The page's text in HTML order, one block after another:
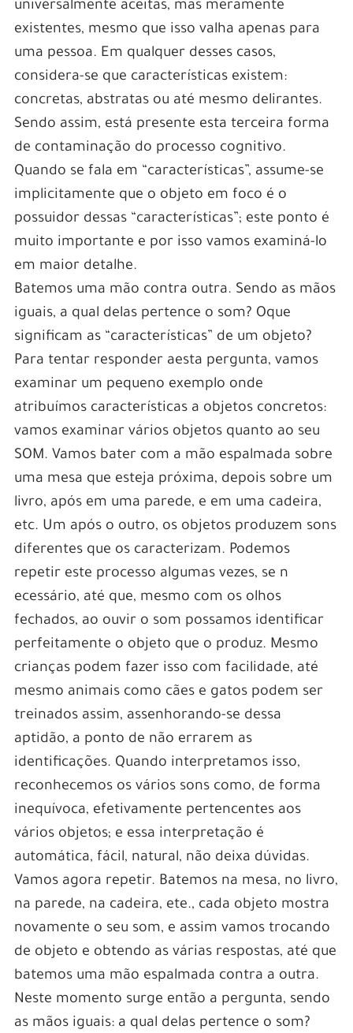
universalmente aceitas, mas meramente
existentes, mesmo que isso valha apenas para
uma pessoa. Em qualquer desses casos,
considera-se que características existem:
concretas, abstratas ou até mesmo delirantes.
Sendo assim, está presente esta terceira forma
de contaminação do processo cognitivo.
Quando se fala em “características”, assume-se
implicitamente que o objeto em foco é o
possuidor dessas “características”; este ponto é
muito importante e por isso vamos examiná-lo
em maior detalhe.
Batemos uma mão contra outra. Sendo as mãos
iguais, a qual delas pertence o som? Oque
significam as “características” de um objeto?
Para tentar responder aesta pergunta, vamos
examinar um pequeno exemplo onde
atribuímos características a objetos concretos:
vamos examinar vários objetos quanto ao seu
SOM. Vamos bater com a mão espalmada sobre
uma mesa que esteja próxima, depois sobre um
livro, após em uma parede, e em uma cadeira,
etc. Um após o outro, os objetos produzem sons
diferentes que os caracterizam. Podemos
repetir este processo algumas vezes, se n
ecessário, até que, mesmo com os olhos
fechados, ao ouvir o som possamos identificar
perfeitamente o objeto que o produz. Mesmo
crianças podem fazer isso com facilidade, até
mesmo animais como cães e gatos podem ser
treinados assim, assenhorando-se dessa
aptidão, a ponto de não errarem as
identificações. Quando interpretamos isso,
reconhecemos os vários sons como, de forma
inequívoca, efetivamente pertencentes aos
vários objetos; e essa interpretação é
automática, fácil, natural, não deixa dúvidas.
Vamos agora repetir. Batemos na mesa, no livro,
na parede, na cadeira, ete., cada objeto mostra
novamente o seu som, e assim vamos trocando
de objeto e obtendo as várias respostas, até que
batemos uma mão espalmada contra a outra.
Neste momento surge então a pergunta, sendo
as mãos iguais: a qual delas pertence o som?